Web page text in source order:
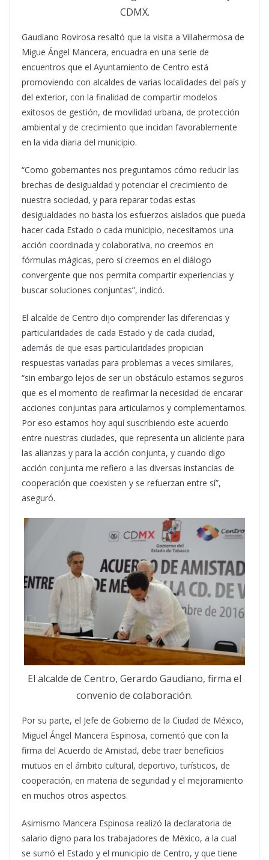
CDMX.
Gaudiano Rovirosa resaltó que la visita a Villahermosa de
Migue Ángel Mancera, encuadra en una serie de
encuentros que el Ayuntamiento de Centro está
promoviendo con alcaldes de varias localidades del país y
del exterior, con la finalidad de compartir modelos
exitosos de gestión, de movilidad urbana, de protección
ambiental y de crecimiento que incidan favorablemente
en la vida diaria del municipio.
“Como gobernantes nos preguntamos cómo reducir las
brechas de desigualdad y potenciar el crecimiento de
nuestra sociedad, y para reparar todas estas
desigualdades no basta los esfuerzos aislados que pueda
hacer cada Estado o cada municipio, necesitamos una
acción coordinada y colaborativa, no creemos en
fórmulas mágicas, pero sí creemos en el diálogo
convergente que nos permita compartir experiencias y
buscar soluciones conjuntas”, indicó.
El alcalde de Centro dijo comprender las diferencias y
particularidades de cada Estado y de cada ciudad,
además de que esas particularidades propician
respuestas variadas para problemas a veces similares,
“sin embargo lejos de ser un obstáculo estamos seguros
que es el momento de reafirmar la necesidad de encarar
acciones conjuntas para articularnos y complementarnos.
Por eso estamos hoy aquí suscribiendo este acuerdo
entre nuestras ciudades, que representa un aliciente para
las alianzas y para la acción conjunta, y cuando digo
acción conjunta me refiero a las diversas instancias de
cooperación que coexisten y se refuerzan entre sí”,
aseguró.
El alcalde de Centro, Gerardo Gaudiano, firma el
convenio de colaboración.
Por su parte, el Jefe de Gobierno de la Ciudad de México,
Miguel Ángel Mancera Espinosa, comentó que con la
firma del Acuerdo de Amistad, debe traer beneficios
mutuos en el ámbito cultural, deportivo, turísticos, de
cooperación, en materia de seguridad y el mejoramiento
en muchos otros aspectos.
Asimismo Mancera Espinosa realizó la declaratoria de
salario digno para los trabajadores de México, a la cual
se sumó el Estado y el municipio de Centro, y que tiene